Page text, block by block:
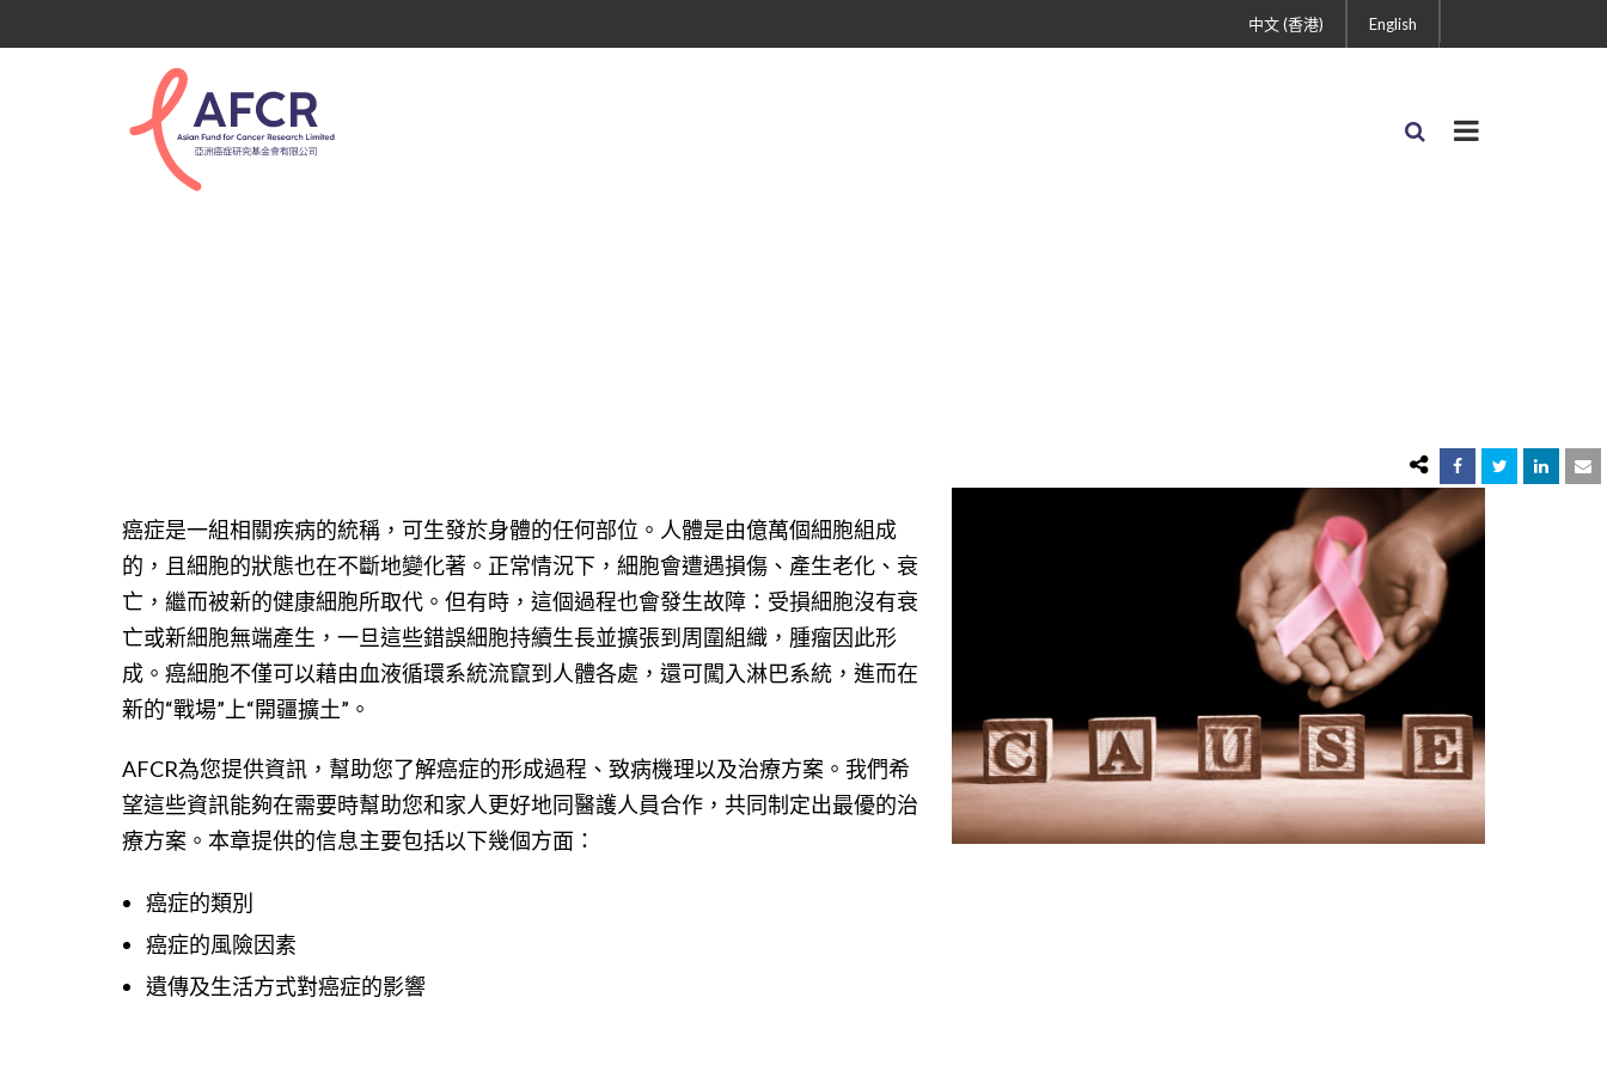
English
中文 (香港)
癌症是一組相關疾病的統稱，可生發於身體的任何部位。人體是由億萬個細胞組成
的，且細胞的狀態也在不斷地變化著。正常情況下，細胞會遭遇損傷、產生老化、衰
亡，繼而被新的健康細胞所取代。但有時，這個過程也會發生故障：受損細胞沒有衰
亡或新細胞無端產生，一旦這些錯誤細胞持續生長並擴張到周圍組織，腫瘤因此形
成。癌細胞不僅可以藉由血液循環系統流竄到人體各處，還可闖入淋巴系統，進而在
新的“戰場”上“開疆擴土”。
AFCR為您提供資訊，幫助您了解癌症的形成過程、致病機理以及治療方案。我們希
望這些資訊能夠在需要時幫助您和家人更好地同醫護人員合作，共同制定出最優的治
療方案。本章提供的信息主要包括以下幾個方面：
癌症的類別
癌症的風險因素
遺傳及生活方式對癌症的影響